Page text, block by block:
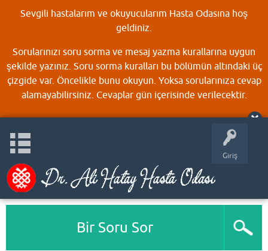
Sevgili hastalarım ve okuyucularım Hasta Odasına hoş
geldiniz.
Sorularınızı soru sorma ve mesaj yazma kurallarına uygun
şekilde yazınız. Soru sorma kuralları bu bölümün altındaki üç
çizgide var. Öncelikle bunu okuyun. Yoksa sorularınıza cevap
alamayabilirsiniz. Cevaplar gün içerisinde verilecektir.
Giriş
Bir Soru Sor